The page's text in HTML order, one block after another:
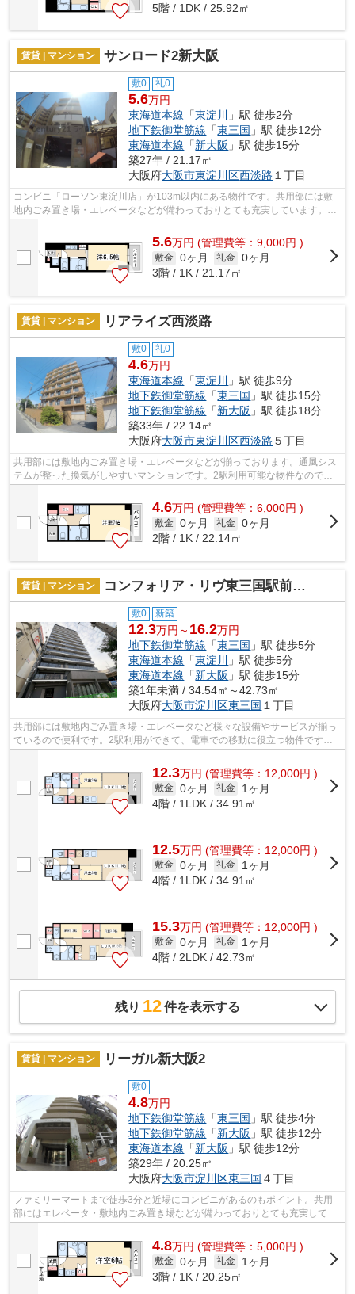
5階 / 1DK / 25.92㎡
賃貸 | マンション サンロード2新大阪
敷0 礼0
5.6万円
東海道本線 「東淀川
」駅 徒歩2分
地下鉄御堂筋線 「東三国 」駅 徒歩12分
東海道本線 「新大阪 」駅 徒歩15分
築27年 / 21.17㎡
大阪府大阪市東淀川区西淡路 １丁目
コンビニ「ローソン東淀川店」が103m以内にある物件です。共用部には敷
地内ごみ置き場・エレベータなどが備わっておりとても充実しています。ご
利用可能な駅が2つあり、行き先に応じて...
5.6万円 (管理費等：9,000円 )
敷金 0ヶ月 礼金 0ヶ月
3階 / 1K / 21.17㎡
賃貸 | マンション リアライズ西淡路
敷0 礼0
4.6万円
東海道本線 「東淀川 」駅 徒歩9分
地下鉄御堂筋線 「東三国 」駅 徒歩15分
地下鉄御堂筋線 「新大阪 」駅 徒歩18分
築33年 / 22.14㎡
大阪府大阪市東淀川区西淡路 ５丁目
共用部には敷地内ごみ置き場・エレベータなどが揃っております。通風シス
テムが整った換気がしやすいマンションです。2駅利用可能な物件なので交
通の利便性が良いのが魅力です。こちら...
4.6万円 (管理費等：6,000円 )
敷金 0ヶ月 礼金 0ヶ月
2階 / 1K / 22.14㎡
賃貸 | マンション コンフォリア・リヴ東三国駅前ソルテラス
敷0 新築
12.3万円～ 16.2万円
地下鉄御堂筋線 「東三国 」駅 徒歩5分
東海道本線 「東淀川
」駅 徒歩5分
東海道本線 「新大阪 」駅 徒歩15分
築1年未満 / 34.54㎡～42.73㎡
大阪府大阪市淀川区東三国 １丁目
共用部には敷地内ごみ置き場・エレベータなど様々な設備やサービスが揃っ
ているので便利です。2駅利用ができて、電車での移動に役立つ物件です。
12.3万円 (管理費等：12,000円 )
敷金 0ヶ月 礼金
1ヶ月
4階 / 1LDK / 34.91㎡
12.5万円 (管理費等：12,000円 )
敷金 0ヶ月 礼金
1ヶ月
4階 / 1LDK / 34.91㎡
15.3万円 (管理費等：12,000円 )
敷金 0ヶ月 礼金
1ヶ月
4階 / 2LDK / 42.73㎡
残り 12件を表示する
賃貸 | マンション リーガル新大阪2
敷0
4.8万円
地下鉄御堂筋線 「東三国 」駅 徒歩4分
地下鉄御堂筋線 「新大阪 」駅 徒歩12分
東海道本線 「新大阪 」駅 徒歩12分
築29年 / 20.25㎡
大阪府大阪市淀川区東三国 ４丁目
ファミリーマートまで徒歩3分と近場にコンビニがあるのもポイント。共用
部にはエレベータ・敷地内ごみ置き場などが備わっておりとても充実してい
4.8万円 (管理費等：5,000円 )
敷金 0ヶ月 礼金
1ヶ月
3階 / 1K / 20.25㎡